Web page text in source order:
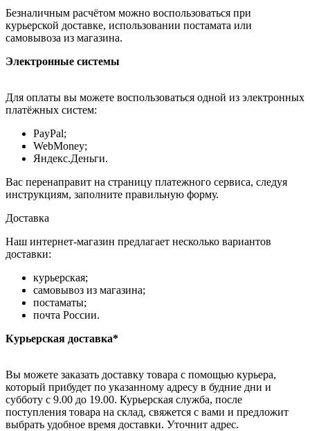
Безналичным расчётом можно воспользоваться при
курьерской доставке, использовании постамата или
самовывоза из магазина.
Электронные системы
Для оплаты вы можете воспользоваться одной из электронных
платёжных систем:
PayPal;
WebMoney;
Яндекс.Деньги.
Вас перенаправит на страницу платежного сервиса, следуя
инструкциям, заполните правильную форму.
Доставка
Наш интернет-магазин предлагает несколько вариантов
доставки:
курьерская;
самовывоз из магазина;
постаматы;
почта России.
Курьерская доставка*
Вы можете заказать доставку товара с помощью курьера,
который прибудет по указанному адресу в будние дни и
субботу с 9.00 до 19.00. Курьерская служба, после
поступления товара на склад, свяжется с вами и предложит
выбрать удобное время доставки. Уточнит адрес.